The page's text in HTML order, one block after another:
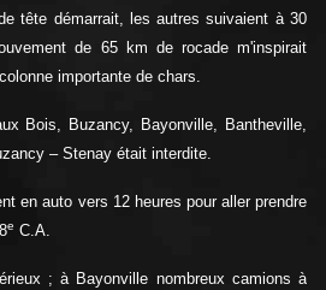
tête démarrait, les autres suivaient à 30
de 65 km de rocade m'inspirait
importante de chars.
Bois, Buzancy, Bayonville, Bantheville,
– Stenay était interdite.
en auto vers 12 heures pour aller prendre
e C.A.
; à Bayonville nombreux camions à